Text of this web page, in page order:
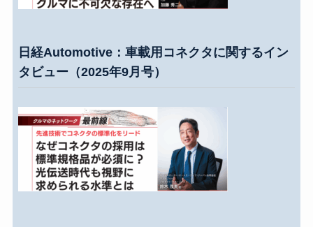
日経Automotive：車載用コネクタに関するイン
タビュー（2025年9月号）